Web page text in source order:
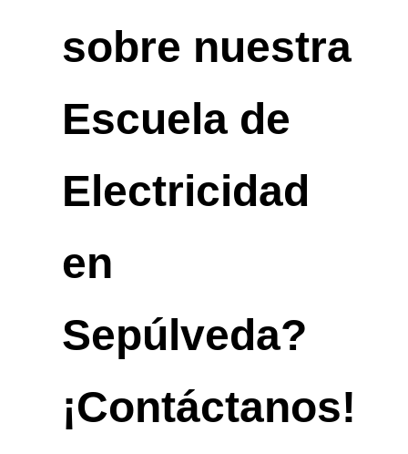
sobre nuestra
Escuela de
Electricidad
en
Sepúlveda?
¡Contáctanos!